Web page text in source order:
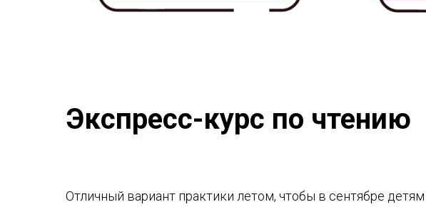
Экспресс-курс по чтению
Отличный вариант практики летом, чтобы в сентябре